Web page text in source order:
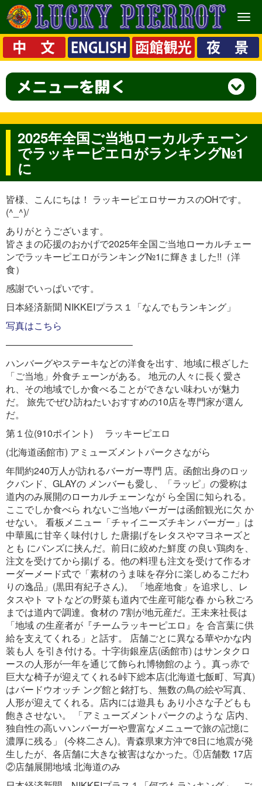
メ
ニ
ュ
ー
2025年全国ご当地ローカルチェーン
でラッキーピエロがランキング№1
に
皆様、こんにちは！ ラッキーピエロサーカスのOHです。
(^_^)/
ありがとうございます。
皆さまの応援のおかげで2025年全国ご当地ローカルチェー
ンでラッキーピエロがランキング№1に輝きました!!（洋
食）
感謝でいっぱいです。
日本経済新聞 NIKKEIプラス１「なんでもランキング」
写真はこちら
—————————————–
ハンバーグやステーキなどの洋食を出す、地域に根ざした
「ご当地」外食チェーンがある。 地元の人々に長く愛さ
れ、その地域でしか食べることができない味わいが魅力
だ。 旅先でぜひ訪ねたいおすすめの10店を専門家が選ん
だ。
第１位(910ポイント) ラッキーピエロ
(北海道函館市) アミューズメントパークさながら
年間約240万人が訪れるバーガー専門 店。函館出身のロッ
クバンド、GLAYの メンバーも愛し、「ラッピ」の愛称は
道内のみ展開のローカルチェーンなが ら全国に知られる。
ここでしか食べら れないご当地バーガーは函館観光に欠 か
せない。 看板メニュー「チャイニーズチキン バーガー」は
中華風に甘辛く味付けし た唐揚げをレタスやマヨネーズと
とも にバンズに挟んだ。前日に絞めた鮮度 の良い鶏肉を、
注文を受けてから揚げ る。他の料理も注文を受けて作るオ
ーダーメード式で「素材のうま味を存分に楽しめるこだわ
りの逸品」(黒田有紀子さん)。 「地産地食」を追求し、レ
タスやト マトなどの野菜も道内で生産可能な春 から秋ごろ
までは道内で調達。食材の 7割が地元産だ。王未来社長は
「地域 の生産者が『チームラッキーピエロ』を 合言葉に供
給を支えてくれる」と話す。 店舗ごとに異なる華やかな内
装も人 を引き付ける。十字街銀座店(函館市) はサンタクロ
ースの人形が一年を通じて飾られ博物館のよう。真っ赤で
巨大な椅子が迎えてくれる峠下総本店(北海道七飯町、写真)
はバードウオッチ ング館と銘打ち、無数の鳥の絵や写真、
人形が迎えてくれる。店内には遊具も あり小さな子どもも
飽きさせない。 「アミューズメントパークのような 店内、
独自性の高いハンバーガーや豊富なメニューで旅の記憶に
濃厚に残る」 (今柊二さん)。青森県東方沖で8日に地震が発
生したが、各店舗に大きな被害はなかった。①店舗数 17店
②店舗展開地域 北海道のみ